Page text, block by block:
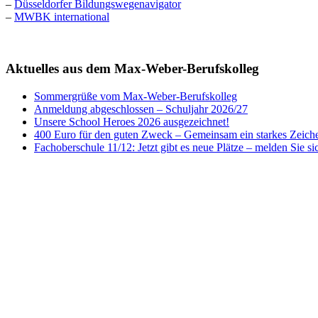
– Düsseldorfer Bildungswegenavigator
– MWBK international
Aktuelles aus dem Max-Weber-Berufskolleg
Sommergrüße vom Max-Weber-Berufskolleg
Anmeldung abgeschlossen – Schuljahr 2026/27
Unsere School Heroes 2026 ausgezeichnet!
400 Euro für den guten Zweck – Gemeinsam ein starkes
Fachoberschule 11/12: Jetzt gibt es neue Plätze – melden Sie